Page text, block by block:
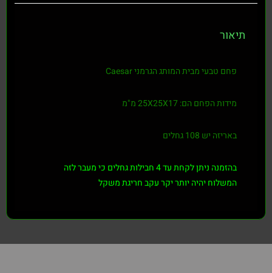
תיאור
פחם טבעי מבית המותג הגרמני Caesar
מידות הפחם הם: 25X25X17 מ"מ
באריזה יש 108 גחלים
בהזמנה ניתן לקחת עד 4 חבילות גחלים כי מעבר לזה
המשלוח יהיה יותר יקר עקב חריגת משקל